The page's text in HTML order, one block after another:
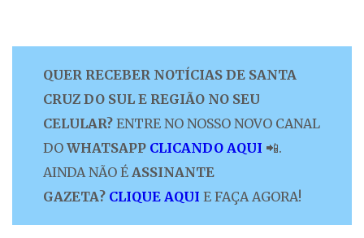
QUER RECEBER NOTÍCIAS DE SANTA
CRUZ DO SUL E REGIÃO NO SEU
CELULAR? ENTRE NO NOSSO NOVO CANAL
DO WHATSAPP CLICANDO AQUI 📲.
AINDA NÃO É ASSINANTE
GAZETA? CLIQUE AQUI E FAÇA AGORA!